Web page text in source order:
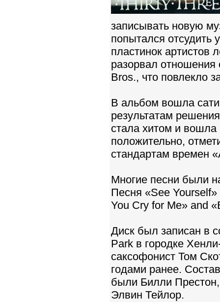
записывать новую
попытался отсудить
пластинок артистов
разорвал
Bros., что повлекло
В альбом вошла
результатам
стала хитом и
положительно,
стандартам времен
Многие песни были
Песня «See
You Cry for Me» and
Диск был записан в
Park в городке
саксофонист Том
годами ранее.
были Билли
Элвин Тейлор.